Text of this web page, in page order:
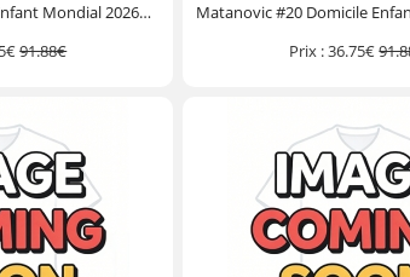
Mondial 2026
91.88€
Matanovic #20 Domicile
Prix :36.75€